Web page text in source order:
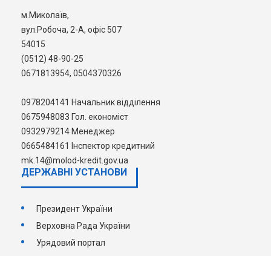
консультацій Держмолодьжитла як
виконавця програми «Житлові
приміщення для внутрішньо
переміщених осіб» та Імплементаційного
консультанта програми –
консалтингової компанії IPC GmbH.
м.Миколаїв,
вул.Робоча, 2-А, офіс 507
54015
(0512) 48-90-25
0671813954, 0504370326
0978204141 Начальник відділення
0675948083 Гол. економіст
0932979214 Менеджер
0665484161 Інспектор кредитний
mk.14@molod-kredit.gov.ua
ДЕРЖАВНI УСТАНОВИ
Президент України
Верховна Рада України
Урядовий портал